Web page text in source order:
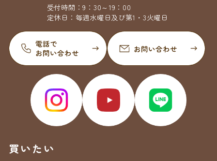
受付時間：9：30～19：00
定休日： 毎週水曜日及び第1・3火曜日
買いたい